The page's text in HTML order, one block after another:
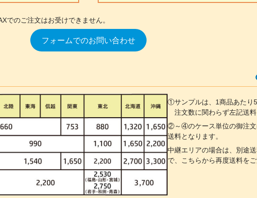
でのご注文はお受けできません。
フォームでのお問い合わせ
①サンプルは、1商品あたり5
注文数に関わらず左記送料
②～④のケース単位の御注文
送料となります。
中継エリアの場合は、別途
で、こちらから再度送料を